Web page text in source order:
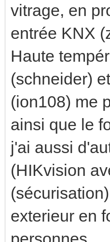
vitrage, en
entrée KNX
Haute
(schneider)
(ion108) me
ainsi que le
j'ai aussi
(HIKvision
exterieur en